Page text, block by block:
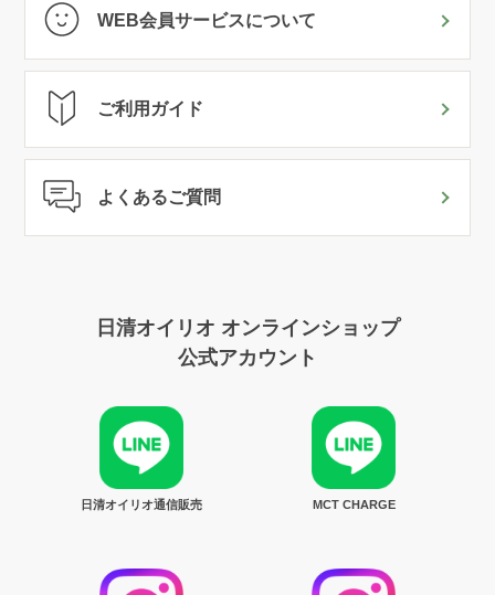
WEB会員サービスについて
ご利用ガイド
よくあるご質問
日清オイリオ オンラインショップ
公式アカウント
日清オイリオ通信販売 MCT CHARGE